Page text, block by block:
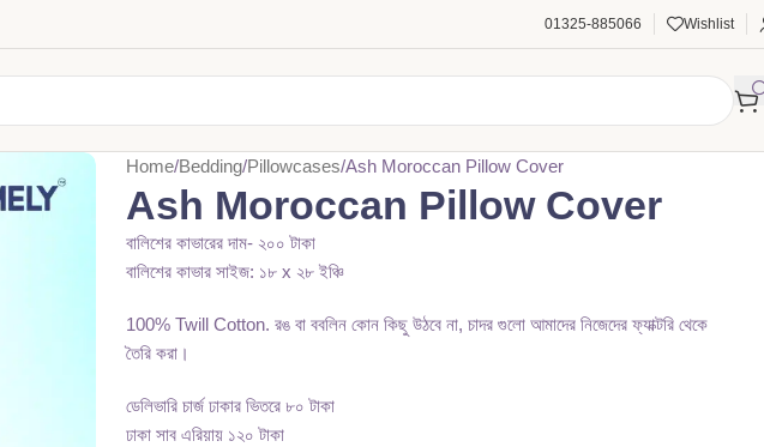
01325-885066 Wishlist
Home Bedding Pillowcases Ash Moroccan Pillow Cover
Ash Moroccan Pillow Cover
বালিশের কাভারের দাম- ২০০ টাকা
বালিশের কাভার সাইজ: ১৮ x ২৮ ইঞ্চি
100% Twill Cotton. রঙ বা ববলিন কোন কিছু উঠবে না, চাদর গুলো আমাদের নিজেদের ফ্যাক্টরি থেকে
তৈরি করা।
ডেলিভারি চার্জ ঢাকার ভিতরে ৮০ টাকা
ঢাকা সাব এরিয়ায় ১২০ টাকা